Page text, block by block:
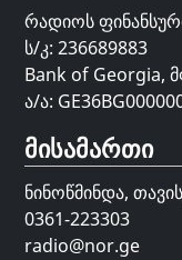
რადიოს
ს/კ: 236689883
Bank of Georgia,
ა/ა:
მისამართი
ნინოწმინდა,
0361-223303
radio@nor.ge